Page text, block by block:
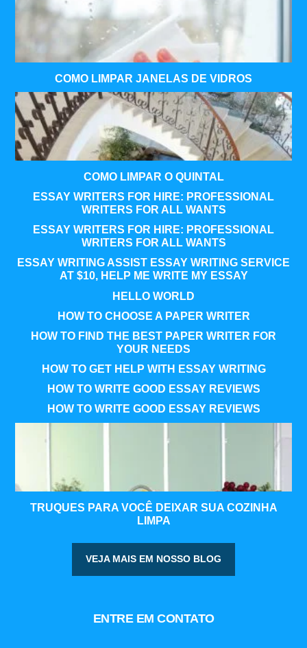
COMO LIMPAR JANELAS DE VIDROS
COMO LIMPAR O QUINTAL
ESSAY WRITERS FOR HIRE: PROFESSIONAL
WRITERS FOR ALL WANTS
ESSAY WRITERS FOR HIRE: PROFESSIONAL
WRITERS FOR ALL WANTS
ESSAY WRITING ASSIST ESSAY WRITING SERVICE
AT $10, HELP ME WRITE MY ESSAY
HELLO WORLD
HOW TO CHOOSE A PAPER WRITER
HOW TO FIND THE BEST PAPER WRITER FOR
YOUR NEEDS
HOW TO GET HELP WITH ESSAY WRITING
HOW TO WRITE GOOD ESSAY REVIEWS
HOW TO WRITE GOOD ESSAY REVIEWS
TRUQUES PARA VOCÊ DEIXAR SUA COZINHA
LIMPA
VEJA MAIS EM NOSSO BLOG
ENTRE EM CONTATO